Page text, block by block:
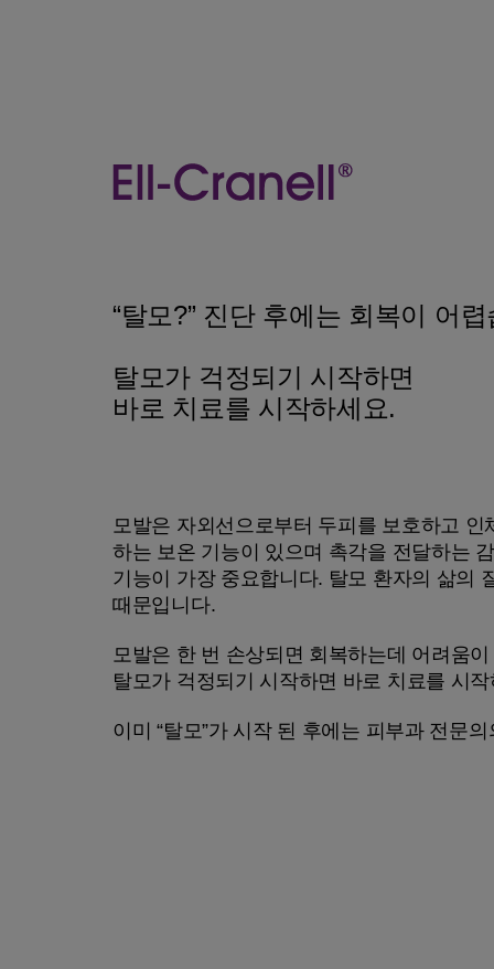
“탈모?” 진단 후에는 회복이 어
탈모가 걱정되기 시작하면
바로 치료를 시작하세요.
모발은 자외선으로부터 두피를 보호하고
하는 보온 기능이 있으며 촉각을 전달하는
기능이 가장 중요합니다. 탈모 환자의 삶의
때문입니다.
모발은 한 번 손상되면 회복하는데 어려움
탈모가 걱정되기 시작하면 바로 치료를 시
이미 “탈모”가 시작 된 후에는 피부과 전문